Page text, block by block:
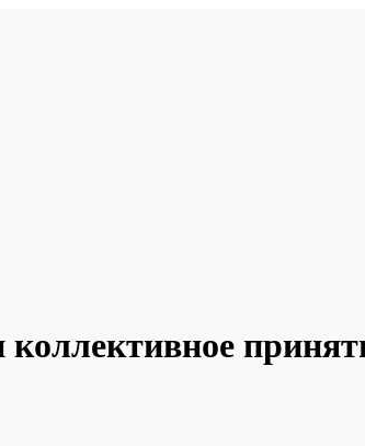
коллективное